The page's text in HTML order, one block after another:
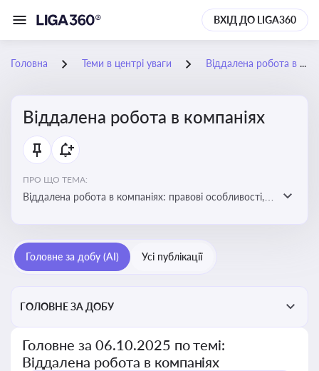
ВХІД ДО LIGA360
Головна Теми в центрі уваги Віддалена робота в компаніях
Віддалена робота в компаніях
ПРО ЩО ТЕМА:
Віддалена робота в компаніях: правові особливості,
Головне за добу (AI) Усі публікації
ГОЛОВНЕ ЗА ДОБУ
Головне за 06.10.2025 по темі:
Віддалена робота в компаніях